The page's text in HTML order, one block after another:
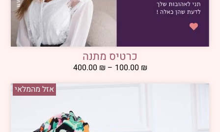
כרטיס מתנה
100.00 ₪
–
400.00 ₪
אזל מהמלאי